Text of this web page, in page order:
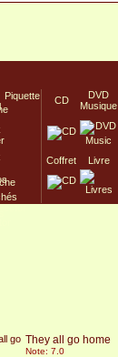
Piquette
CD
DVD
Musique
Coffret Livre
They all go home
Note: 7.0